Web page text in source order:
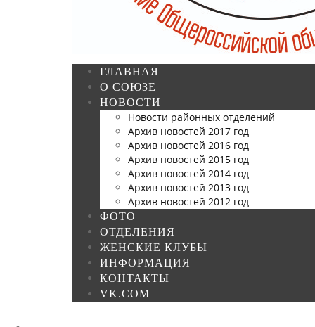
ГЛАВНАЯ
О СОЮЗЕ
НОВОСТИ
Новости районных отделений
Архив новостей 2017 год
Архив новостей 2016 год
Архив новостей 2015 год
Архив новостей 2014 год
Архив новостей 2013 год
Архив новостей 2012 год
ФОТО
ОТДЕЛЕНИЯ
ЖЕНСКИЕ КЛУБЫ
ИНФОРМАЦИЯ
КОНТАКТЫ
VK.COM